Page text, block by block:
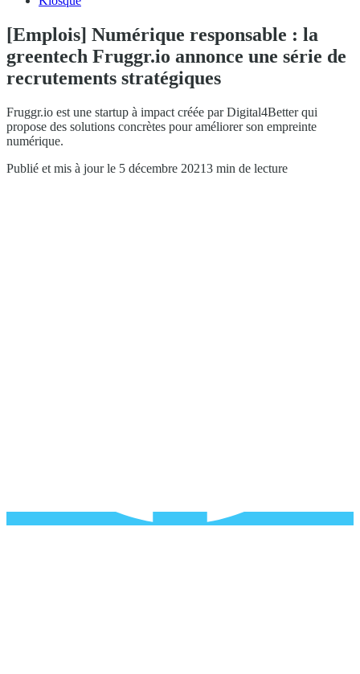
[Emplois] Numérique responsable : la
greentech Fruggr.io annonce une série de
recrutements stratégiques
Fruggr.io est une startup à impact créée par Digital4Better qui
propose des solutions concrètes pour améliorer son empreinte
numérique.
Publié et mis à jour le 5 décembre 20213 min de lecture